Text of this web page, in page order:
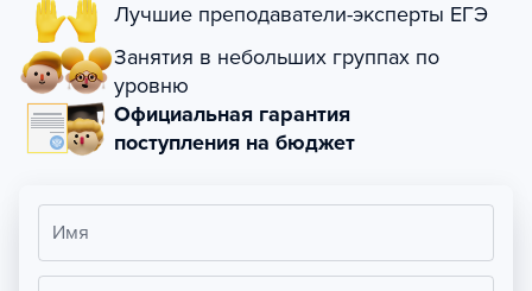
Лучшие преподаватели-эксперты ЕГЭ
Занятия в небольших группах по
уровню
Официальная гарантия
поступления на бюджет
Имя